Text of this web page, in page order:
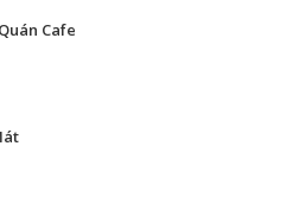
Cafe